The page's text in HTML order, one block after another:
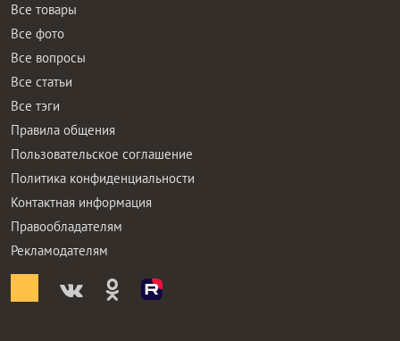
Все товары
Все фото
Все вопросы
Все статьи
Все тэги
Правила общения
Пользовательское соглашение
Политика конфиденциальности
Контактная информация
Правообладателям
Рекламодателям